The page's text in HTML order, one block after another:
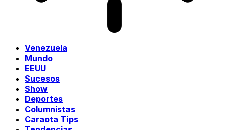
Venezuela
Mundo
EEUU
Sucesos
Show
Deportes
Columnistas
Caraota Tips